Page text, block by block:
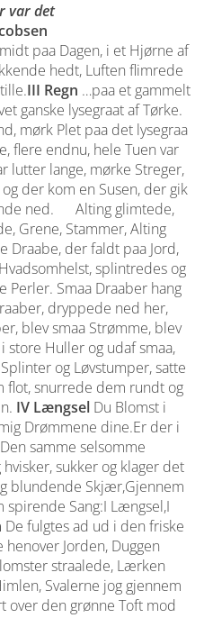
var det
paa Dagen, i et Hjørne af
hedt, Luften flimrede
III Regn …paa et gammelt
ganske lysegraat af Tørke.
mørk Plet paa det lysegraa
flere endnu, hele Tuen var
lutter lange, mørke Streger,
der kom en Susen, der gik
ned. Alting glimtede,
Grene, Stammer, Alting
Draabe, der faldt paa Jord,
splintredes og
Smaa Draaber hang
dryppede ned her,
blev smaa Strømme, blev
store Huller og udaf smaa,
og Løvstumper, satte
flot, snurrede dem rundt og
IV Længsel Du Blomst i
Drømmene dine.Er der i
samme selsomme
sukker og klager det
blundende Skjær,Gjennem
spirende Sang:I Længsel,I
De fulgtes ad ud i den friske
Jorden, Duggen
straalede, Lærken
Svalerne jog gjennem
over den grønne Toft mod